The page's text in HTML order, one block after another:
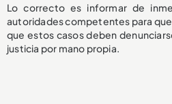
Lo correcto es informar de
autoridades competentes para
que estos casos deben
justicia por mano propia.